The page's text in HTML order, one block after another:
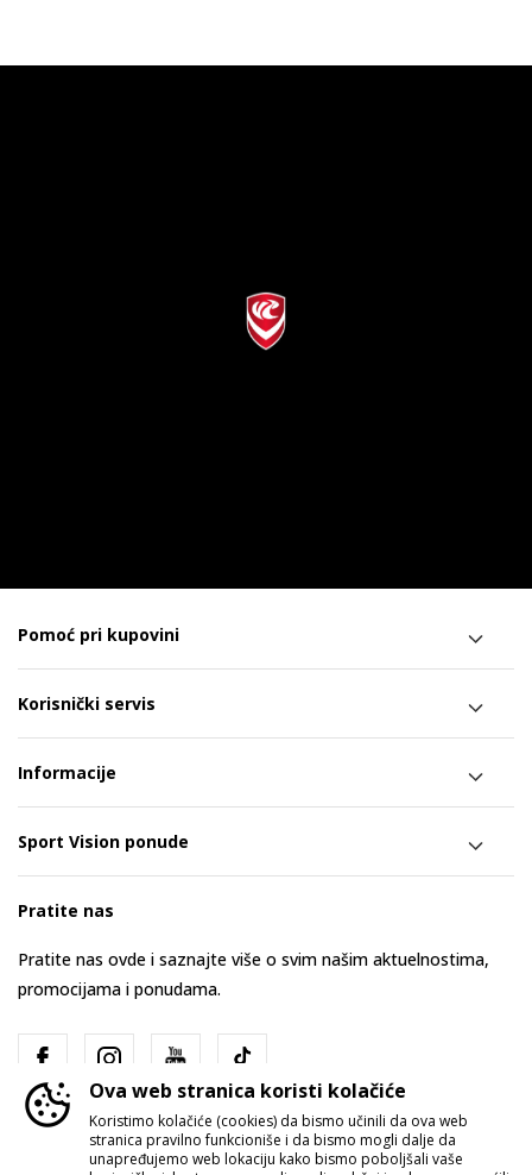
Pomoć pri kupovini
Korisnički servis
Informacije
Sport Vision ponude
Pratite nas
Pratite nas ovde i saznajte više o svim našim aktuelnostima,
promocijama i ponudama.
Ova web stranica koristi kolačiće
Koristimo kolačiće (cookies) da bismo učinili da ova web
stranica pravilno funkcioniše i da bismo mogli dalje da
unapređujemo web lokaciju kako bismo poboljšali vaše